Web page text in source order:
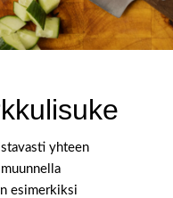
yhteen
esimerkiksi